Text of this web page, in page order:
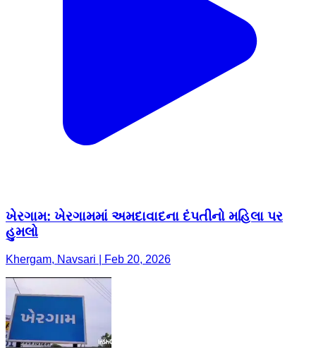
ખેરગામ: ખેરગામમાં અમદાવાદના દંપતીનો મહિલા પર
હુમલો
Khergam, Navsari | Feb 20, 2026